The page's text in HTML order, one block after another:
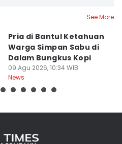
See More
Pria di Bantul Ketahuan
Warga Simpan Sabu di
Dalam Bungkus Kopi
09 Agu 2026, 10:34 WIB
News